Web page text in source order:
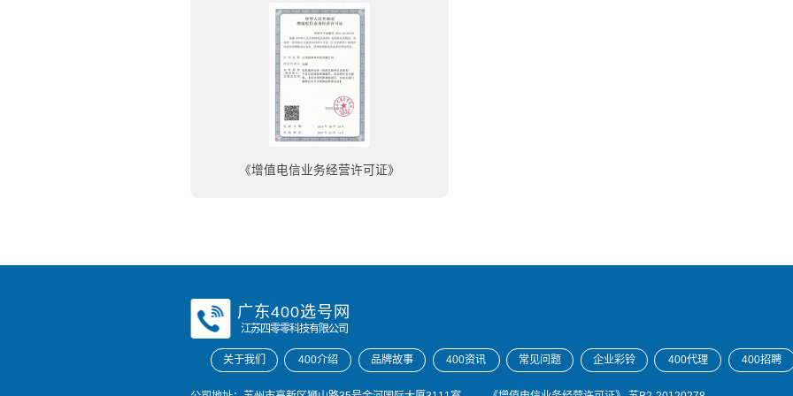
《增值电信业务经营许可证》
广东400选号网
江苏四零零科技有限公司
关于我们 400介绍 品牌故事 400资讯 常见问题 企业彩铃 400代理 400招聘